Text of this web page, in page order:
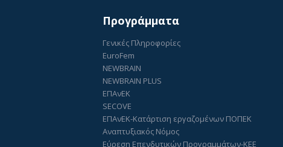
Προγράμματα
Γενικές Πληροφορίες
EuroFem
NEWBRAIN
NEWBRAIN PLUS
ΕΠΑνΕΚ
SECOVE
ΕΠΑνΕΚ-Κατάρτιση εργαζομένων ΠΟΠΕΚ
Αναπτυξιακός Νόμος
Εύρεση Επενδυτικών Προγραμμάτων-ΚΕΕ